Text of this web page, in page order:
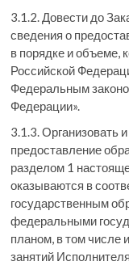
3.1.2. Довести до
сведения о
в порядке и объеме,
Российской
Федеральным
Федерации».
3.1.3. Организовать
предоставление
разделом 1
оказываются в
государственным
федеральными
планом, в том числе
занятий